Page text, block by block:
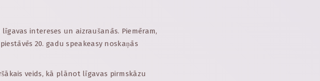
intereses un aizraušanās. Piemēram,
20. gadu speakeasy noskaņās
veids, kā plānot līgavas pirmskāzu